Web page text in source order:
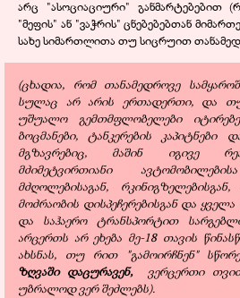
არც "ასოციაციური" განმარტებებით
"მეფის" ან "ვაჭრის" ცნებებებთან
სახე სიმართლითა თუ სიცრუით
(ცხადია, რომ თანამედროვე
სულაც არ არის ერთადერთი, და
უშუალო გემთმფლობელები
ბოცმანები, ტანკერების კაპიტნები
მგზავრებიც, მაშინ იგივე
მძიმეტვირთიანი
მძღოლებისაგან,
მოძრაობის დისპეჩერებისგან და
და საჰაერო ტრანსპორტით
არცერთს არ ეხება მე-18 თავის
ახსნას, თუ რით "გამოირჩნენ"
ზღვაში დაცურავენ,ვერცერთი
უბრალოდ ვერ შეძლებს).